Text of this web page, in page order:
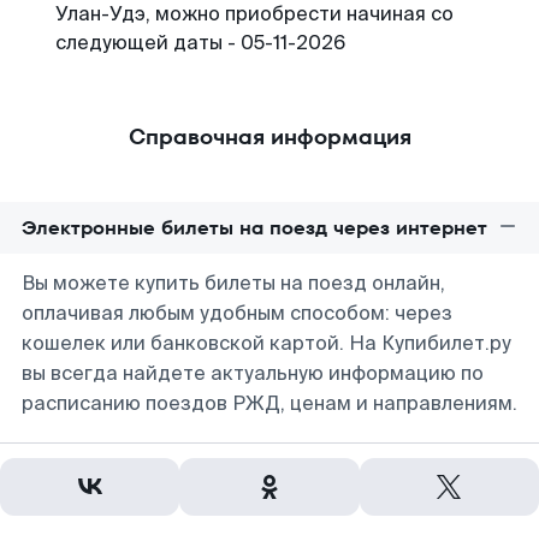
Улан-Удэ, можно приобрести начиная со
следующей даты - 05-11-2026
Справочная информация
Электронные билеты на поезд через интернет
Вы можете купить билеты на поезд онлайн,
оплачивая любым удобным способом: через
кошелек или банковской картой. На Купибилет.ру
вы всегда найдете актуальную информацию по
расписанию поездов РЖД, ценам и направлениям.